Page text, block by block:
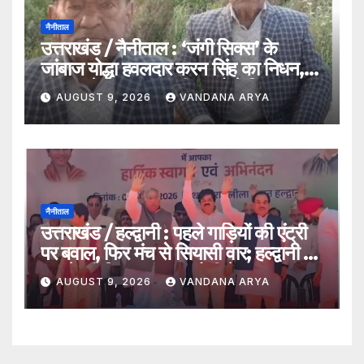
नैनीताल
उत्तराखंड / नैनीताल : ‘जंगी सिक्स’ के
जांबाज योद्धा हवलदार करन सिंह का निधन,
1962 से 1971 तक तीन युद्धों में निभाया
मातृभूमि की रक्षा का फर्ज…
AUGUST 9, 2026 VANDANA ARYA
नैनीताल
उत्तराखंड / हल्द्वानी : पहले गाड़ियों की एंट्री
पर बवाल, फिर मंच से सियासी वार; हल्द्वानी में
खड़गे की विजय शंखनाद रैली ने गरमाया
माहौल…
AUGUST 9, 2026 VANDANA ARYA